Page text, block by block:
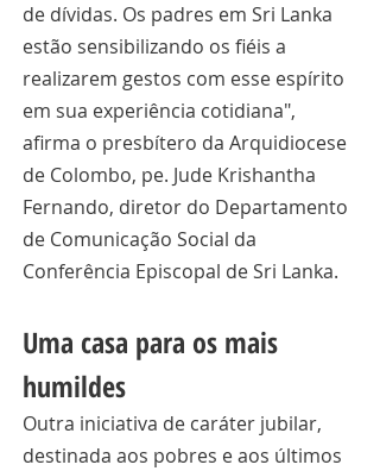
de dívidas. Os padres em Sri Lanka
estão sensibilizando os fiéis a
realizarem gestos com esse espírito
em sua experiência cotidiana",
afirma o presbítero da Arquidiocese
de Colombo, pe. Jude Krishantha
Fernando, diretor do Departamento
de Comunicação Social da
Conferência Episcopal de Sri Lanka.
Uma casa para os mais
humildes
Outra iniciativa de caráter jubilar,
destinada aos pobres e aos últimos